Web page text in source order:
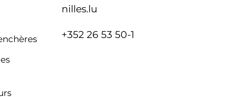
nilles.lu
+352 26 53 50-1